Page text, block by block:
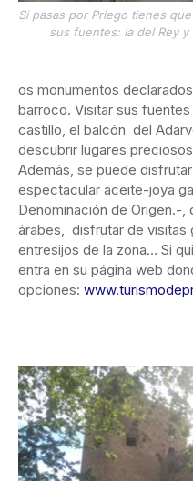
Si pasas por Priego tienes
sus fuentes: la del Rey y
os monumentos
barroco. Visitar sus
castillo, el balcón del
descubrir lugares
Además, se puede
espectacular aceite-joya
Denominación de Origen.-
árabes, disfrutar de visitas
entresijos de la zona… Si
entra en su página web
opciones: